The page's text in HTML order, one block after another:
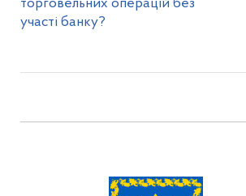
торговельних операцій без
участі банку?